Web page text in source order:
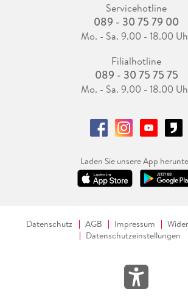
Servicehotline
089 - 30 75 79 00
Mo. - Sa. 9.00 - 18.00
Filialhotline
089 - 30 75 75 75
Mo. - Sa. 9.00 - 18.00
Laden Sie unsere App
Datenschutz AGB Impressum
Datenschutzeinstellungen